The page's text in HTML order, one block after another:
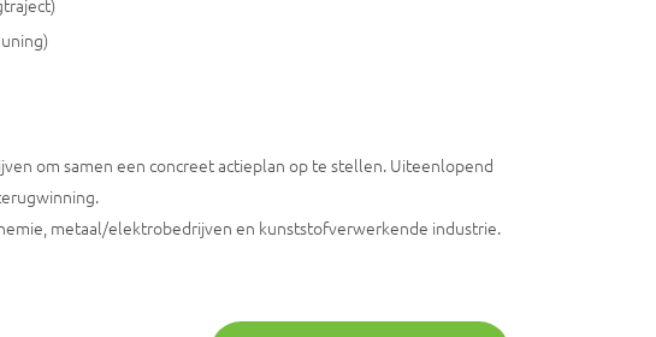
om samen een concreet actieplan op te stellen. Uiteenlopend
metaal/elektrobedrijven en kunststofverwerkende industrie.